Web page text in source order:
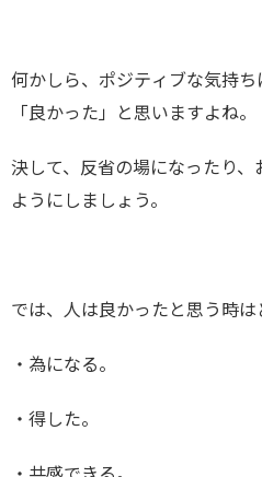
何かしら、ポジティブな気持
「良かった」と思いますよね。
決して、反省の場になったり
ようにしましょう。
では、人は良かったと思う時
・為になる。
・得した。
・共感できる。